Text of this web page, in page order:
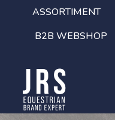
ASSORTIMENT
B2B WEBSHOP